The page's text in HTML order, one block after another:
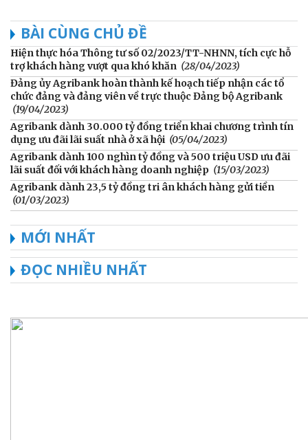
BÀI CÙNG CHỦ ĐỀ
Hiện thực hóa Thông tư số 02/2023/TT-NHNN, tích cực hỗ
trợ khách hàng vượt qua khó khăn (28/04/2023)
Đảng ủy Agribank hoàn thành kế hoạch tiếp nhận các tổ
chức đảng và đảng viên về trực thuộc Đảng bộ Agribank
(19/04/2023)
Agribank dành 30.000 tỷ đồng triển khai chương trình tín
dụng ưu đãi lãi suất nhà ở xã hội (05/04/2023)
Agribank dành 100 nghìn tỷ đồng và 500 triệu USD ưu đãi
lãi suất đối với khách hàng doanh nghiệp (15/03/2023)
Agribank dành 23,5 tỷ đồng tri ân khách hàng gửi tiền
(01/03/2023)
MỚI NHẤT
ĐỌC NHIỀU NHẤT